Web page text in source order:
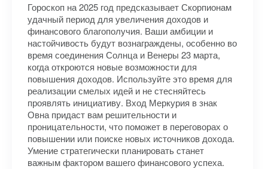
Гороскоп на 2025 год предсказывает Скорпионам
удачный период для увеличения доходов и
финансового благополучия. Ваши амбиции и
настойчивость будут вознаграждены, особенно во
время соединения Солнца и Венеры 23 марта,
когда откроются новые возможности для
повышения доходов. Используйте это время для
реализации смелых идей и не стесняйтесь
проявлять инициативу. Вход Меркурия в знак
Овна придаст вам решительности и
проницательности, что поможет в переговорах о
повышении или поиске новых источников дохода.
Умение стратегически планировать станет
важным фактором вашего финансового успеха.